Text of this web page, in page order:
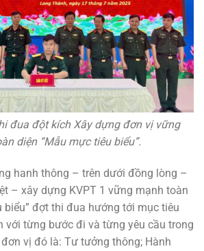
đua đột kích Xây dựng đơn vị vững
diện “Mẫu mực tiêu biểu”.
hanh thông – trên dưới đồng lòng –
– xây dựng KVPT 1 vững mạnh toàn
biểu” đợt thi đua hướng tới mục tiêu
với từng bước đi và từng yêu cầu trong
vị đó là: Tư tưởng thông; Hành